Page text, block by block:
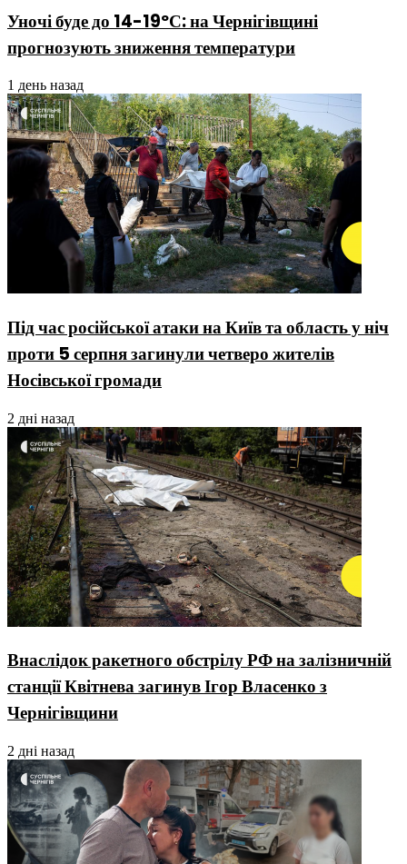
Уночі буде до 14-19ºС: на Чернігівщині
прогнозують зниження температури
1 день назад
Під час російської атаки на Київ та область у ніч
проти 5 серпня загинули четверо жителів
Носівської громади
2 дні назад
Внаслідок ракетного обстрілу РФ на залізничній
станції Квітнева загинув Ігор Власенко з
Чернігівщини
2 дні назад